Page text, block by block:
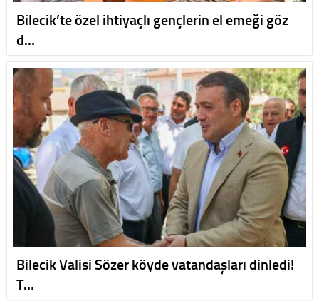
Bilecik’te özel ihtiyaçlı gençlerin el emeği göz
d…
Bilecik Valisi Sözer köyde vatandaşları dinledi!
T…